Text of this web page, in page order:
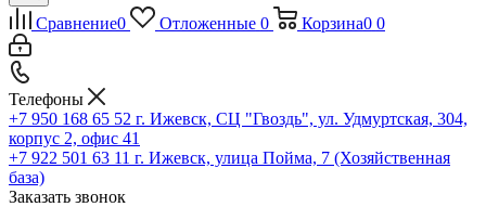
Сравнение0 Отложенные 0 Корзина0 0
Телефоны
+7 950 168 65 52 г. Ижевск, СЦ "Гвоздь", ул. Удмуртская, 304,
корпус 2, офис 41
+7 922 501 63 11 г. Ижевск, улица Пойма, 7 (Хозяйственная
база)
Заказать звонок